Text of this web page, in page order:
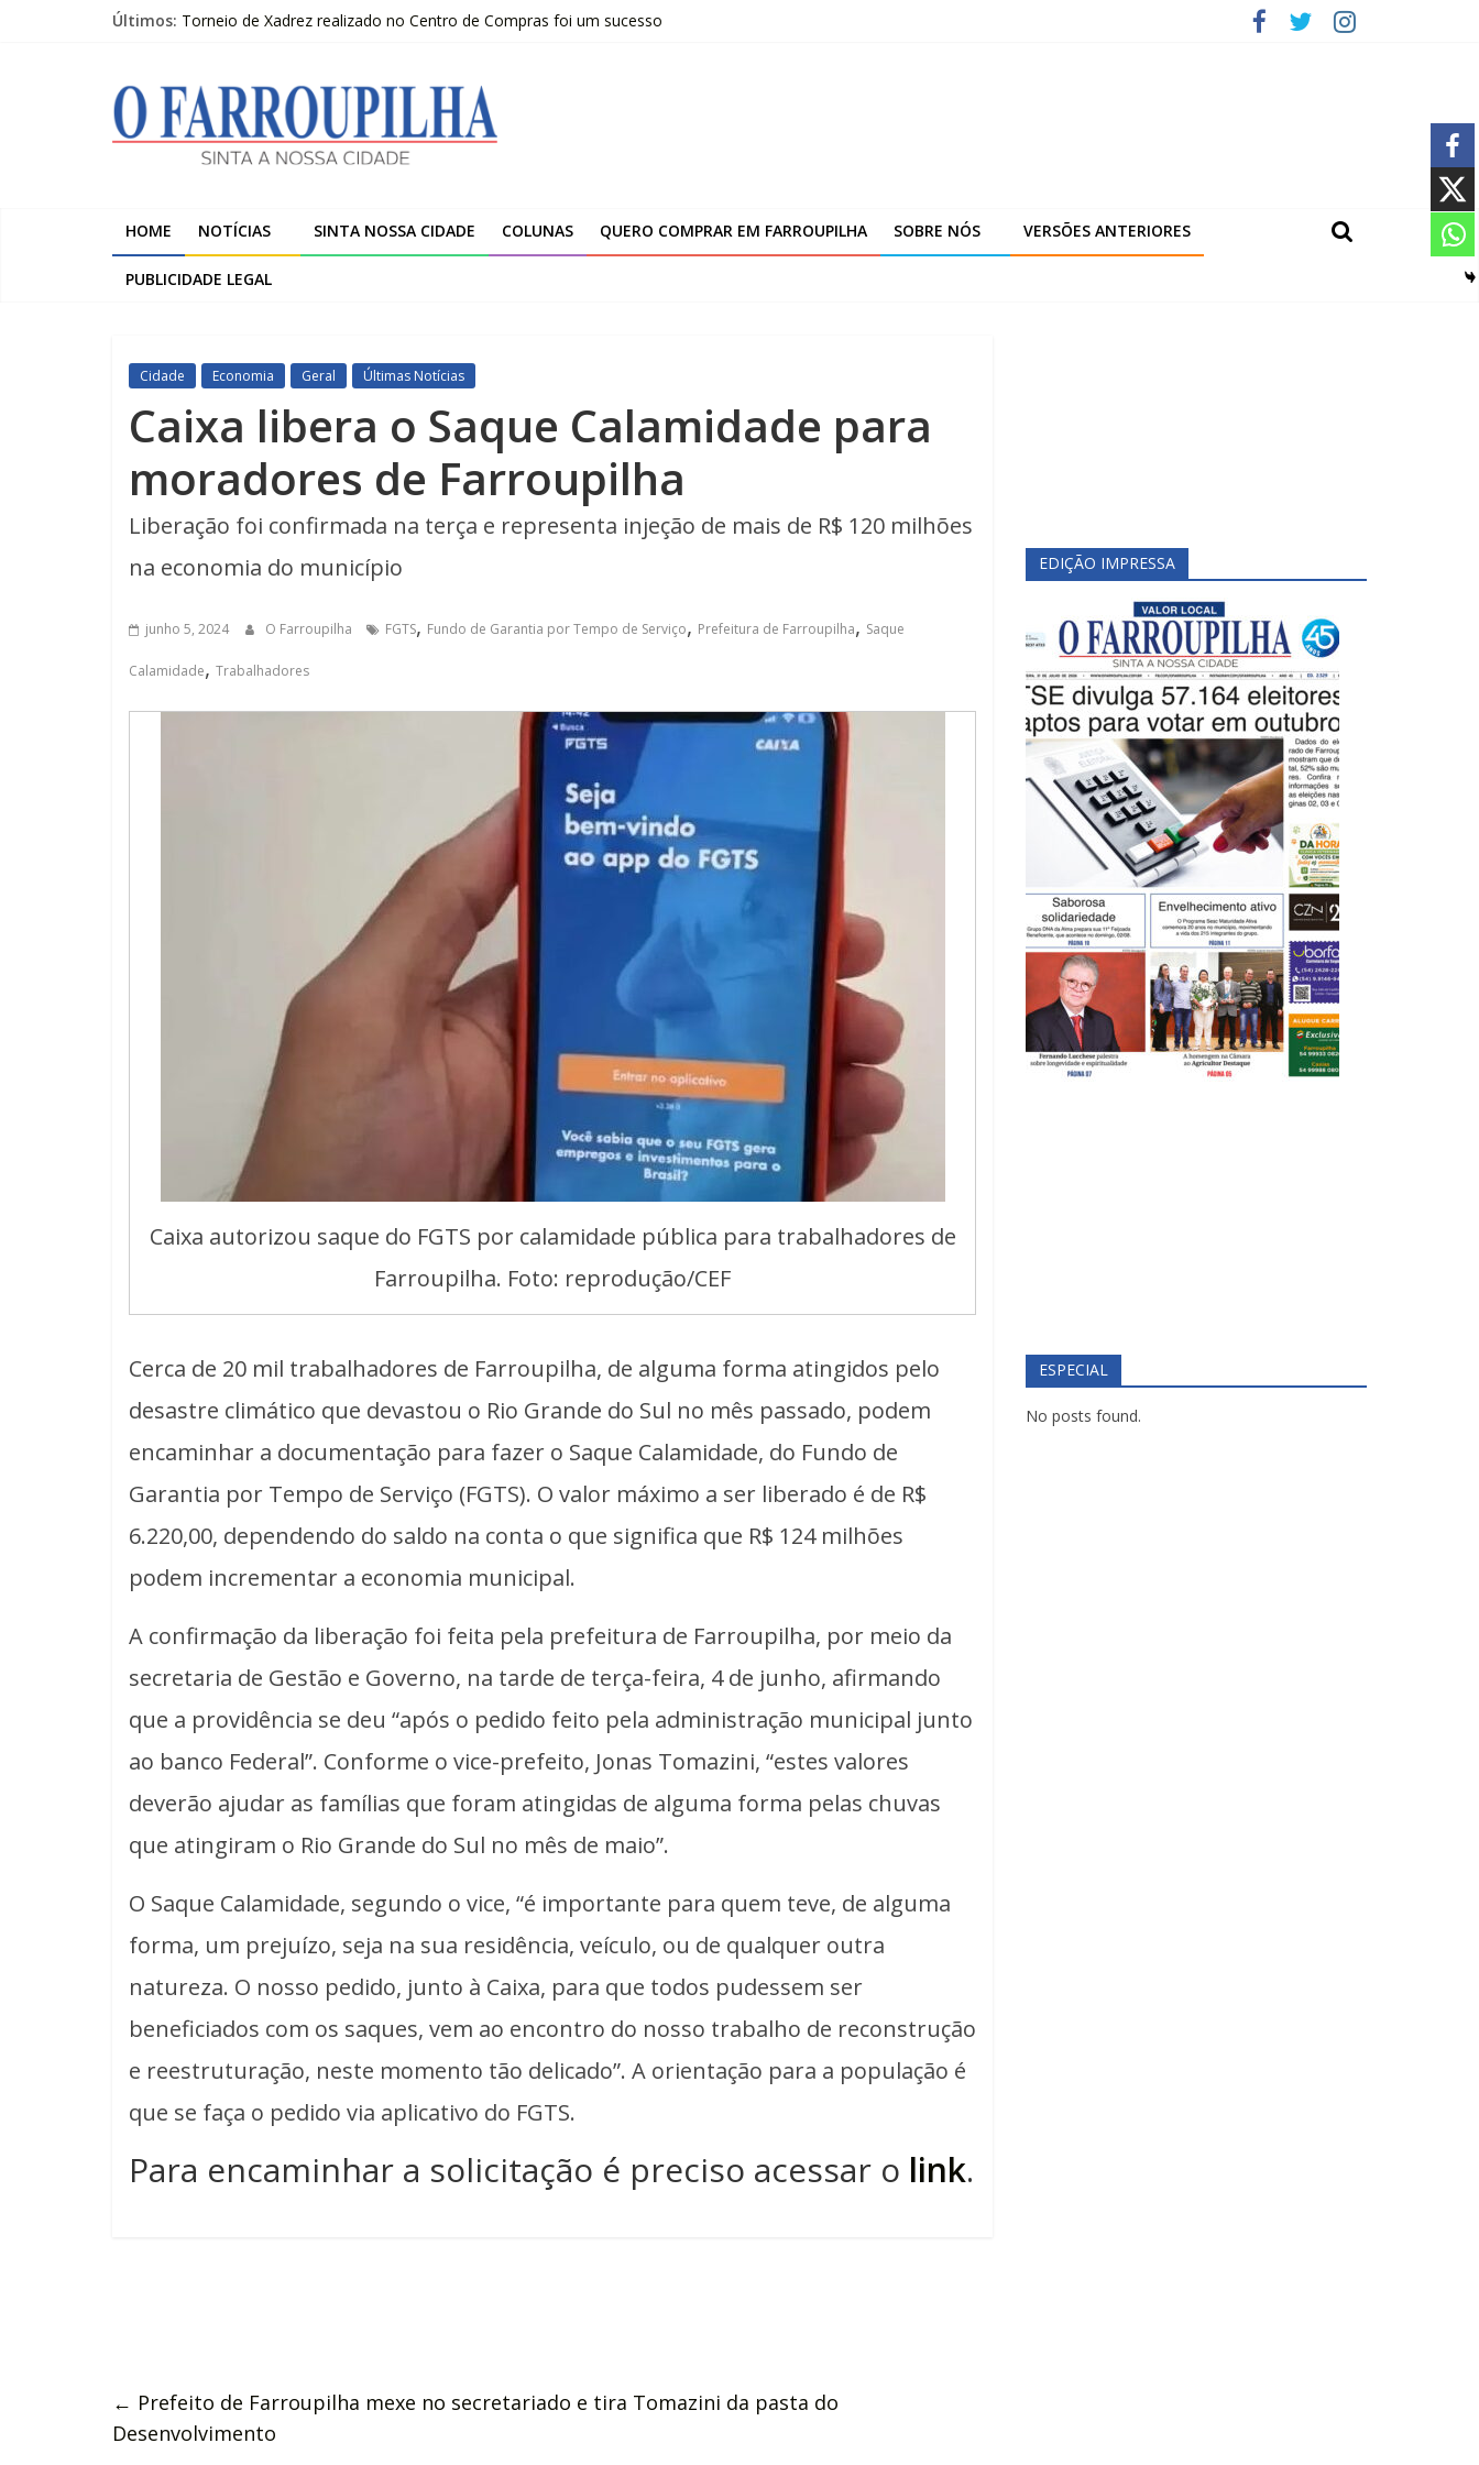
Últimos: Torneio de Xadrez realizado no Centro de Compras foi um sucesso
Projeto do Moinhos de Vento ultrapassa 900 atendimentos a vítimas da enchente de 2024
2º Moot do escotismo nacional passa por Farroupilha
O
Farroupilha
Nossa
Cidade
HOME NOTÍCIAS SINTA NOSSA CIDADE COLUNAS QUERO COMPRAR EM FARROUPILHA SOBRE NÓS VERSÕES ANTERIORES
PUBLICIDADE LEGAL
Cidade Economia Geral Últimas Notícias
Caixa libera o Saque Calamidade para
moradores de Farroupilha
Liberação foi confirmada na terça e representa injeção de mais de R$ 120 milhões
na economia do município
junho 5, 2024 O Farroupilha FGTS, Fundo de Garantia por Tempo de Serviço, Prefeitura de Farroupilha, Saque
Calamidade, Trabalhadores
Caixa autorizou saque do FGTS por calamidade pública para trabalhadores de
Farroupilha. Foto: reprodução/CEF
Cerca de 20 mil trabalhadores de Farroupilha, de alguma forma atingidos pelo
desastre climático que devastou o Rio Grande do Sul no mês passado, podem
encaminhar a documentação para fazer o Saque Calamidade, do Fundo de
Garantia por Tempo de Serviço (FGTS). O valor máximo a ser liberado é de R$
6.220,00, dependendo do saldo na conta o que significa que R$ 124 milhões
podem incrementar a economia municipal.
A confirmação da liberação foi feita pela prefeitura de Farroupilha, por meio da
secretaria de Gestão e Governo, na tarde de terça-feira, 4 de junho, afirmando
que a providência se deu “após o pedido feito pela administração municipal junto
ao banco Federal”. Conforme o vice-prefeito, Jonas Tomazini, “estes valores
deverão ajudar as famílias que foram atingidas de alguma forma pelas chuvas
que atingiram o Rio Grande do Sul no mês de maio”.
O Saque Calamidade, segundo o vice, “é importante para quem teve, de alguma
forma, um prejuízo, seja na sua residência, veículo, ou de qualquer outra
natureza. O nosso pedido, junto à Caixa, para que todos pudessem ser
beneficiados com os saques, vem ao encontro do nosso trabalho de reconstrução
e reestruturação, neste momento tão delicado”. A orientação para a população é
que se faça o pedido via aplicativo do FGTS.
Para encaminhar a solicitação é preciso acessar o link.
← Prefeito de Farroupilha mexe no secretariado e tira Tomazini da pasta do
Desenvolvimento
EDIÇÃO IMPRESSA
ESPECIAL
No posts found.